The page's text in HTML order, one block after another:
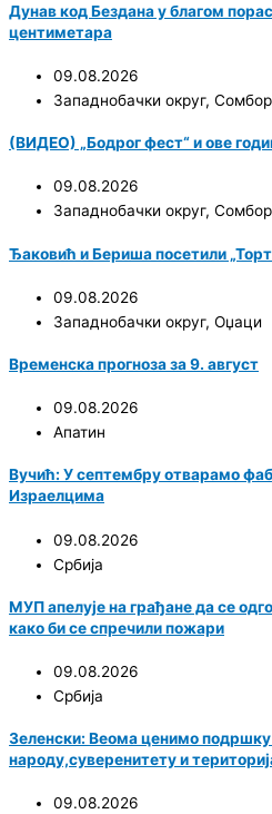
Дунав код Бездана у благом
центиметара
09.08.2026
Западнобачки округ, Сомбор
(ВИДЕО) „Бодрог фест“ и ове
09.08.2026
Западнобачки округ, Сомбор
Ђаковић и Бериша посетили
09.08.2026
Западнобачки округ, Оџаци
Временска прогноза за 9. август
09.08.2026
Апатин
Вучић: У септембру отварамо
Израелцима
09.08.2026
Србија
МУП апелује на грађане да се
како би се спречили пожари
09.08.2026
Србија
Зеленски: Веома ценимо подршку
народу,суверенитету и
09.08.2026